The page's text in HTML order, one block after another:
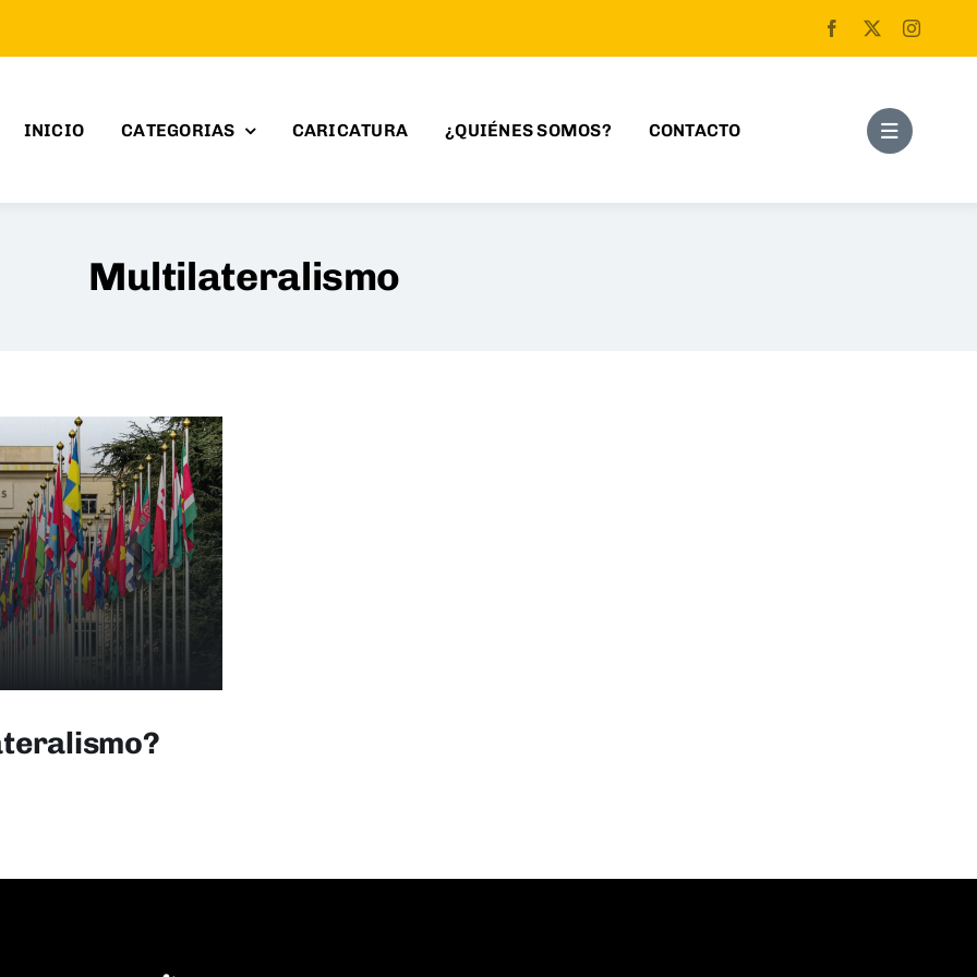
INICIO CATEGORIAS CARICATURA ¿QUIÉNES SOMOS? CONTACTO
Multilateralismo